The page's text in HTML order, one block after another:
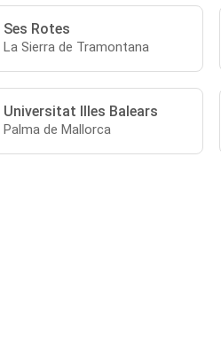
Ses Rotes
La Sierra de Tramontana
Universitat Illes Balears
Palma de Mallorca